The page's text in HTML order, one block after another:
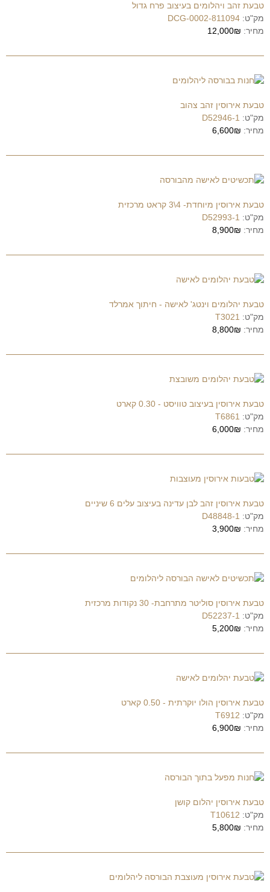
טבעת זהב ויהלומים בעיצוב פרח גדול
מק"ט: DCG-0002-811094
מחיר: 12,000₪
טבעת אירוסין זהב צהוב
מק"ט: D52946-1
מחיר: 6,600₪
טבעת אירוסין מיוחדת- 4\3 קראט מרכזית
מק"ט: D52993-1
מחיר: 8,900₪
טבעת יהלומים וינטג' לאישה - חיתוך אמרלד
מק"ט: T3021
מחיר: 8,800₪
טבעת אירוסין בעיצוב טוויסט - 0.30 קארט
מק"ט: T6861
מחיר: 6,000₪
טבעת אירוסין זהב לבן עדינה בעיצוב עלים 6 שיניים
מק"ט: D48848-1
מחיר: 3,900₪
טבעת אירוסין סוליטר מתרחבת- 30 נקודות מרכזית
מק"ט: D52237-1
מחיר: 5,200₪
טבעת אירוסין הולו יוקרתית - 0.50 קארט
מק"ט: T6912
מחיר: 6,900₪
טבעת אירוסין יהלום קושן
מק"ט: T10612
מחיר: 5,800₪